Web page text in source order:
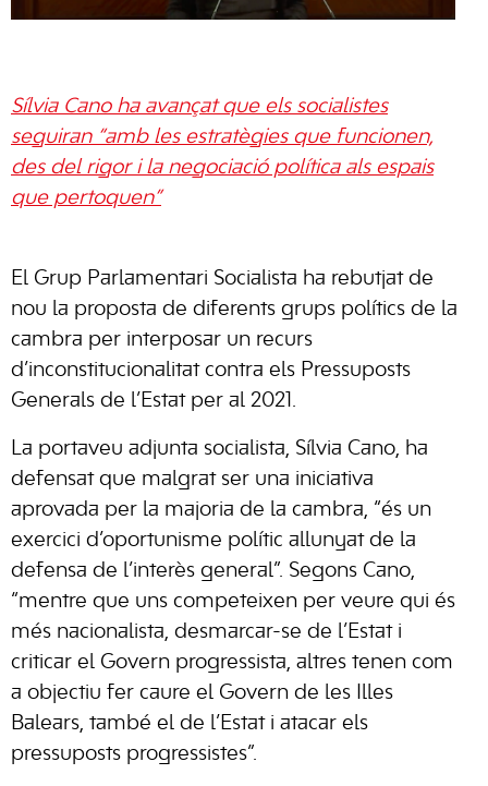
Sílvia Cano ha avançat que els socialistes
seguiran “amb les estratègies que funcionen,
des del rigor i la negociació política als espais
que pertoquen”
El Grup Parlamentari Socialista ha rebutjat de
nou la proposta de diferents grups polítics de la
cambra per interposar un recurs
d’inconstitucionalitat contra els Pressuposts
Generals de l’Estat per al 2021.
La portaveu adjunta socialista, Sílvia Cano, ha
defensat que malgrat ser una iniciativa
aprovada per la majoria de la cambra, “és un
exercici d’oportunisme polític allunyat de la
defensa de l’interès general”. Segons Cano,
“mentre que uns competeixen per veure qui és
més nacionalista, desmarcar-se de l’Estat i
criticar el Govern progressista, altres tenen com
a objectiu fer caure el Govern de les Illes
Balears, també el de l’Estat i atacar els
pressuposts progressistes”.